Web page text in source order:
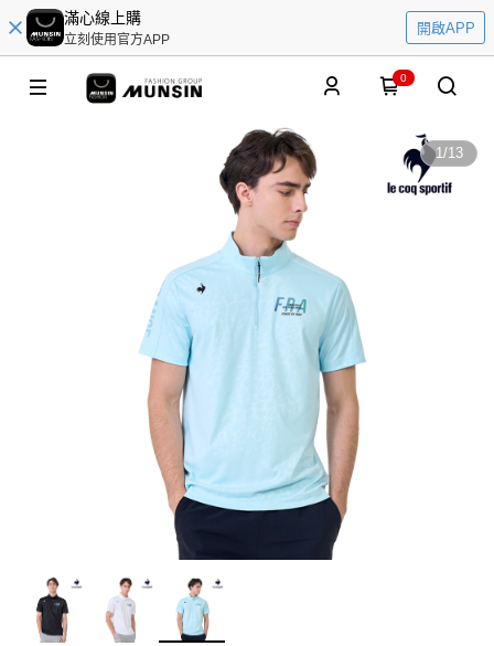
滿心線上購
立刻使用官方APP
開啟APP
0
1/13